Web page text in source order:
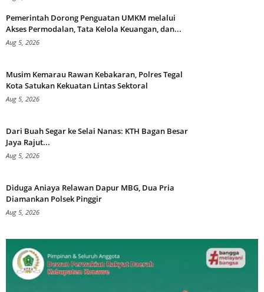
Pemerintah Dorong Penguatan UMKM melalui
Akses Permodalan, Tata Kelola Keuangan, dan...
Aug 5, 2026
Musim Kemarau Rawan Kebakaran, Polres Tegal
Kota Satukan Kekuatan Lintas Sektoral
Aug 5, 2026
Dari Buah Segar ke Selai Nanas: KTH Bagan Besar
Jaya Rajut...
Aug 5, 2026
Diduga Aniaya Relawan Dapur MBG, Dua Pria
Diamankan Polsek Pinggir
Aug 5, 2026